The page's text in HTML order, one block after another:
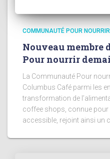
COMMUNAUTÉ POUR
Nouveau membre
Pour nourrir
La Communauté Pour
Columbus Café parmi les
transformation de
coffee shops, connue
accessible, rejoint ainsi un